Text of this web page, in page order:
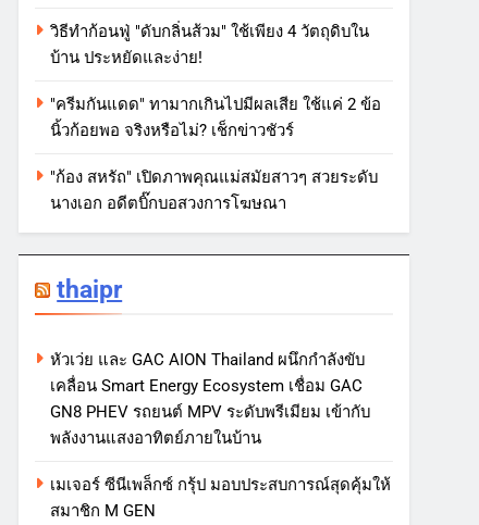
วิธีทำก้อนฟู่ "ดับกลิ่นส้วม" ใช้เพียง 4 วัตถุดิบใน
บ้าน ประหยัดและง่าย!
"ครีมกันแดด" ทามากเกินไปมีผลเสีย ใช้แค่ 2 ข้อ
นิ้วก้อยพอ จริงหรือไม่? เช็กข่าวชัวร์
"ก้อง สหรัถ" เปิดภาพคุณแม่สมัยสาวๆ สวยระดับ
นางเอก อดีตบิ๊กบอสวงการโฆษณา
thaipr
หัวเว่ย และ GAC AION Thailand ผนึกกำลังขับ
เคลื่อน Smart Energy Ecosystem เชื่อม GAC
GN8 PHEV รถยนต์ MPV ระดับพรีเมียม เข้ากับ
พลังงานแสงอาทิตย์ภายในบ้าน
เมเจอร์ ซีนีเพล็กซ์ กรุ้ป มอบประสบการณ์สุดคุ้มให้
สมาชิก M GEN